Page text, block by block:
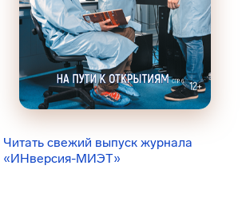
Читать свежий выпуск журнала
«ИНверсия-МИЭТ»